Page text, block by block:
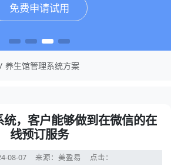
免费申请试用
免费申请试用
免费申请试用
免费申请试用
养生馆管理系统方案
，客户能够做到在微信的在
线预订服务
08-07 来源：美盈易 点击：